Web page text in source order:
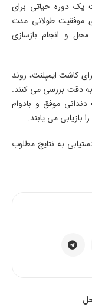
یک دوره حیاتی برای
موفقیت طولانی مدت
محل و انجام بازسازی
کاشت ایمپلنت، روند
به دقت بررسی می کنند.
دندانی موفق و بادوام
بازیابی می یابند.
به نتایج مطلوب